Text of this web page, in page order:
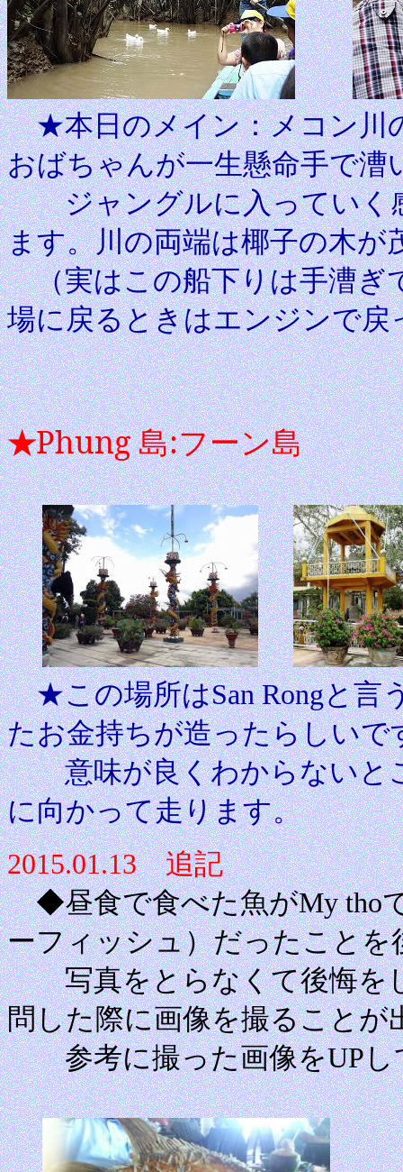
★本日のメイン：メコン川
おばちゃんが一生懸命手で漕
ジャングルに入っていく感
ます。川の両端は椰子の木が
（実はこの船下りは手漕ぎ
場に戻るときはエンジンで戻
★Phung島:フーン島
★この場所はSan Rongと言
たお金持ちが造ったらしいで
意味が良くわからないと
に向かって走ります。
2015.01.13 追記
◆昼食で食べた魚がMy tho
ーフィッシュ）だったことを
写真をとらなくて後悔をし
問した際に画像を撮ることが
参考に撮った画像をUPし